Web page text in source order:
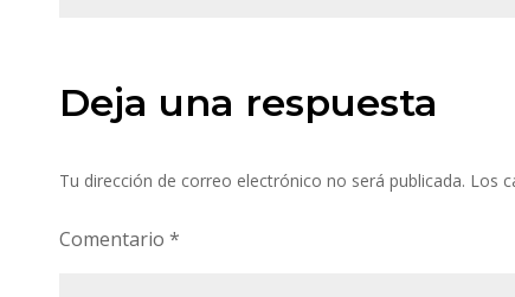
entradas
Deja una respuesta
Tu dirección de correo electrónico no será publicada. Los
Comentario *